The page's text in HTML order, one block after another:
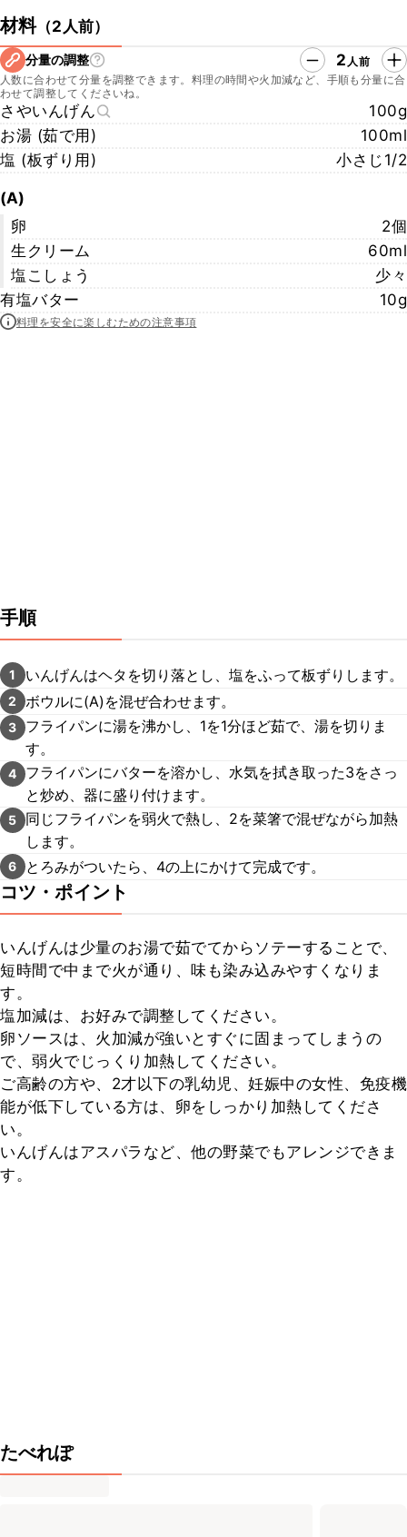
材料（2人前）
分量の調整 2 人前
人数に合わせて分量を調整できます。料理の時間や火加減など、手順も分量に合
わせて調整してくださいね。
さやいんげん
100g
お湯 (茹で用)
100ml
塩 (板ずり用)
小さじ1/2
(A)
卵
2個
生クリーム
60ml
塩こしょう
少々
有塩バター
10g
料理を安全に楽しむための注意事項
手順
1 いんげんはヘタを切り落とし、塩をふって板ずりします。
2 ボウルに(A)を混ぜ合わせます。
3
フライパンに湯を沸かし、1を1分ほど茹で、湯を切りま
す。
4
フライパンにバターを溶かし、水気を拭き取った3をさっ
と炒め、器に盛り付けます。
5
同じフライパンを弱火で熱し、2を菜箸で混ぜながら加熱
します。
6 とろみがついたら、4の上にかけて完成です。
コツ・ポイント
いんげんは少量のお湯で茹でてからソテーすることで、
短時間で中まで火が通り、味も染み込みやすくなりま
す。
塩加減は、お好みで調整してください。
卵ソースは、火加減が強いとすぐに固まってしまうの
で、弱火でじっくり加熱してください。
ご高齢の方や、2才以下の乳幼児、妊娠中の女性、免疫機
能が低下している方は、卵をしっかり加熱してくださ
い。
いんげんはアスパラなど、他の野菜でもアレンジできま
す。
たべれぽ